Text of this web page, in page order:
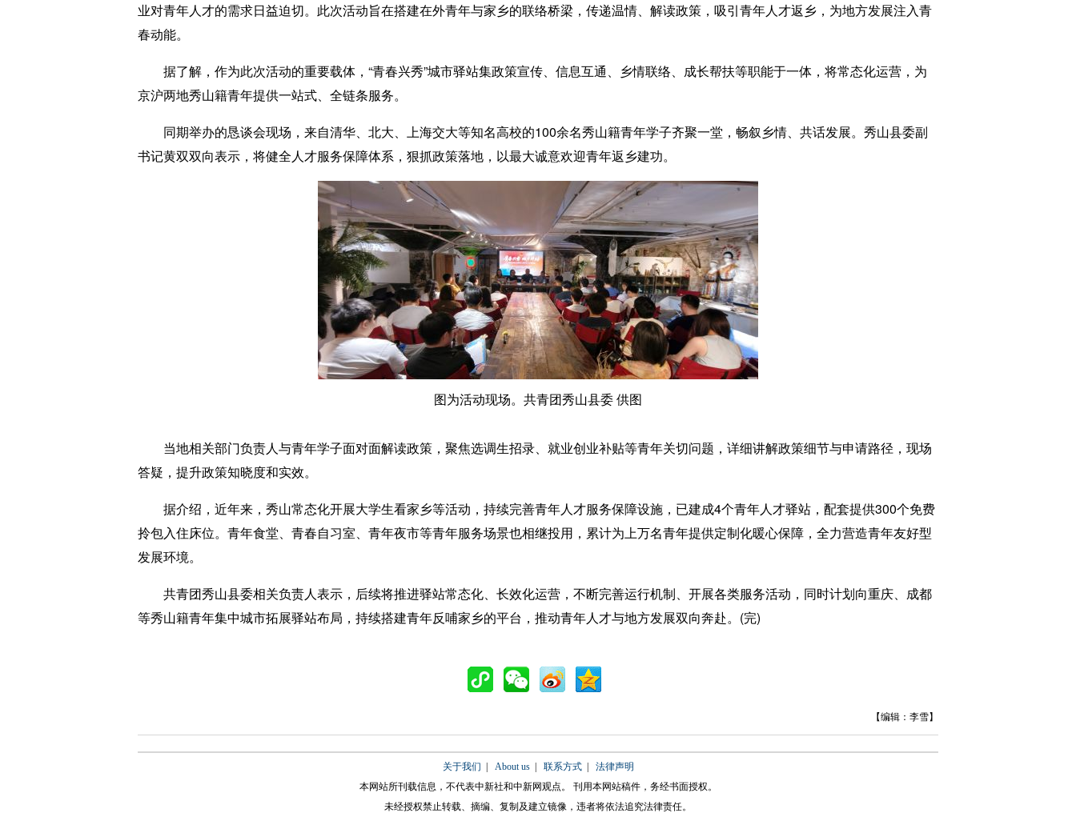
业对青年人才的需求日益迫切。此次活动旨在搭建在外青年与家乡的联络桥梁，传递温情、解读政策，吸引青年人才返乡，为地方发展注入青
春动能。
据了解，作为此次活动的重要载体，“青春兴秀”城市驿站集政策宣传、信息互通、乡情联络、成长帮扶等职能于一体，将常态化运营，为
京沪两地秀山籍青年提供一站式、全链条服务。
同期举办的恳谈会现场，来自清华、北大、上海交大等知名高校的100余名秀山籍青年学子齐聚一堂，畅叙乡情、共话发展。秀山县委副
书记黄双双向表示，将健全人才服务保障体系，狠抓政策落地，以最大诚意欢迎青年返乡建功。
图为活动现场。共青团秀山县委 供图
当地相关部门负责人与青年学子面对面解读政策，聚焦选调生招录、就业创业补贴等青年关切问题，详细讲解政策细节与申请路径，现场
答疑，提升政策知晓度和实效。
据介绍，近年来，秀山常态化开展大学生看家乡等活动，持续完善青年人才服务保障设施，已建成4个青年人才驿站，配套提供300个免费
拎包入住床位。青年食堂、青春自习室、青年夜市等青年服务场景也相继投用，累计为上万名青年提供定制化暖心保障，全力营造青年友好型
发展环境。
共青团秀山县委相关负责人表示，后续将推进驿站常态化、长效化运营，不断完善运行机制、开展各类服务活动，同时计划向重庆、成都
等秀山籍青年集中城市拓展驿站布局，持续搭建青年反哺家乡的平台，推动青年人才与地方发展双向奔赴。(完)
【编辑：李雪】
关于我们 About us| 联系方式| 法律声明
本网站所刊载信息，不代表中新社和中新网观点。 刊用本网站稿件，务经书面授权。
未经授权禁止转载、摘编、复制及建立镜像，违者将依法追究法律责任。